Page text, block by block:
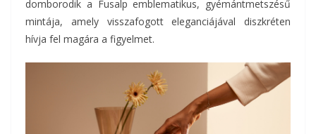
domborodik a Fusalp emblematikus, gyémántmetszésű
mintája, amely visszafogott eleganciájával diszkréten
hívja fel magára a figyelmet.